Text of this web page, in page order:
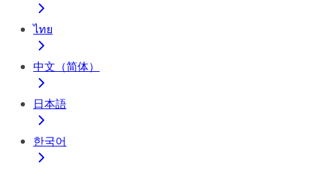
ไทย
中文（简体）
日本語
한국어